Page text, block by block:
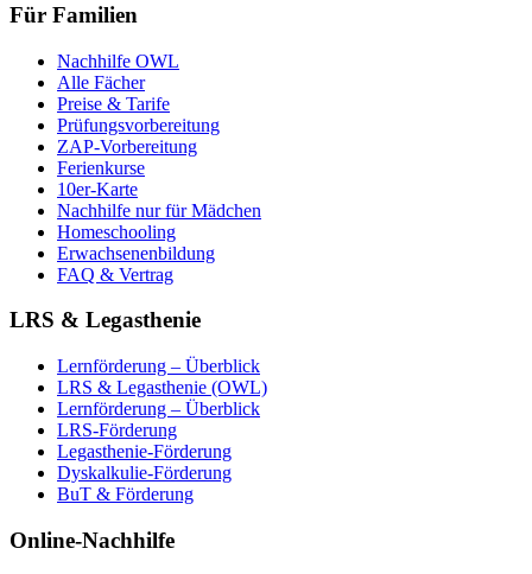
Für Familien
Nachhilfe OWL
Alle Fächer
Preise & Tarife
Prüfungsvorbereitung
ZAP-Vorbereitung
Ferienkurse
10er-Karte
Nachhilfe nur für Mädchen
Homeschooling
Erwachsenenbildung
FAQ & Vertrag
LRS & Legasthenie
Lernförderung – Überblick
LRS & Legasthenie (OWL)
Lernförderung – Überblick
LRS-Förderung
Legasthenie-Förderung
Dyskalkulie-Förderung
BuT & Förderung
Online-Nachhilfe